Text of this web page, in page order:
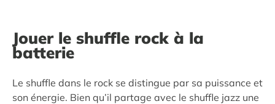
Jouer le shuffle rock à la
batterie
Le shuffle dans le rock se distingue par sa puissance et
son énergie. Bien qu’il partage avec le shuffle jazz une